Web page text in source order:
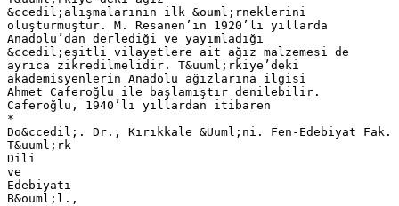
&ccedil;alışmalarının ilk &ouml;rneklerini
oluşturmuştur. M. Resanen’in 1920’li yıllarda
Anadolu’dan derlediği ve yayımladığı
&ccedil;eşitli vilayetlere ait ağız malzemesi de
ayrıca zikredilmelidir. T&uuml;rkiye’deki
akademisyenlerin Anadolu ağızlarına ilgisi
Ahmet Caferoğlu ile başlamıştır denilebilir.
Caferoğlu, 1940’lı yıllardan itibaren
*
Do&ccedil;. Dr., Kırıkkale &Uuml;ni. Fen-Edebiyat Fak.
T&uuml;rk
Dili
ve
Edebiyatı
B&ouml;l.,